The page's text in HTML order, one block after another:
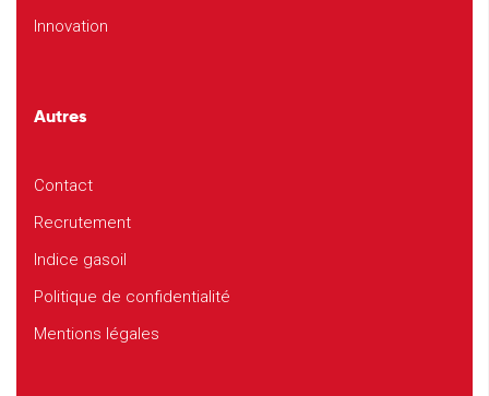
Innovation
Autres
Contact
Recrutement
Indice gasoil
Politique de confidentialité
Mentions légales